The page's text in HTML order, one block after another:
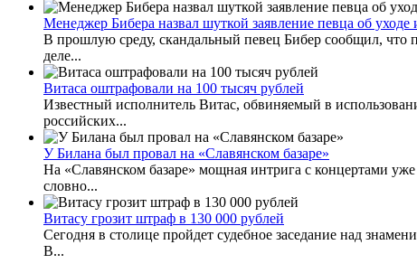
Менеджер Бибера назвал шуткой заявление певца об уходе
В прошлую среду, скандальный певец Бибер сообщил, что
деле...
Витаса оштрафовали на 100 тысяч рублей
Известный исполнитель Витас, обвиняемый в
российских...
У Билана был провал на «Славянском базаре»
На «Славянском базаре» мощная интрига с концертами
словно...
Витасу грозит штраф в 130 000 рублей
Сегодня в столице пройдет судебное заседание над
В...